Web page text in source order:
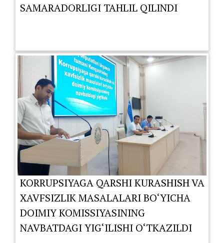
SAMARADORLIGI TAHLIL QILINDI
KORRUPSIYAGA QARSHI KURASHISH VA
XAVFSIZLIK MASALALARI BO‘YICHA
DOIMIY KOMISSIYASINING
NAVBATDAGI YIG‘ILISHI O‘TKAZILDI